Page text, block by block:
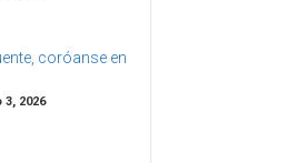
coróanse en
2026